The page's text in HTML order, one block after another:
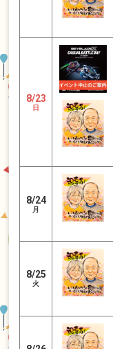
8/23
日
8/24
月
8/25
火